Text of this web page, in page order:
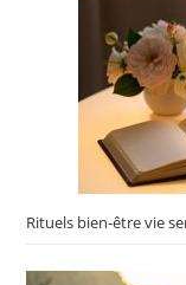
Rituels bien-être vie